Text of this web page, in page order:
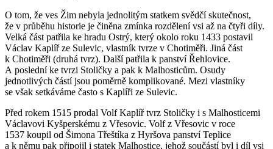
O tom, že ves Žim nebyla jednolitým statkem svědčí skutečnost,
že v průběhu historie je činěna zmínka rozdělení vsi až na čtyři díly.
Velká část patřila ke hradu Ostrý, který okolo roku 1433 postavil
Václav Kaplíř ze Sulevic, vlastník tvrze v Chotiměři. Jiná část
k Chotiměři (druhá tvrz). Další patřila k panství Řehlovice.
A poslední ke tvrzi Stoličky a pak k Malhosticům. Osudy
jednotlivých částí jsou poměrně komplikované. Mezi vlastníky
se však setkáváme často s Kaplíři ze Sulevic.
Před rokem 1515 prodal Volf Kaplíř tvrz Stoličky i s Malhosticemi
Václavovi Kyšperskému z Vřesovic. Volf z Vřesovic v roce
1537 koupil od Šimona Třeštíka z Hyršova panství Teplice
a k němu pak připojil i statek Malhostice, jehož součástí byl i díl vsi